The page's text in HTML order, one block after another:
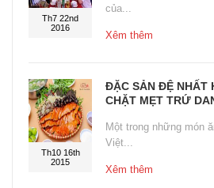
Th7 22nd
2016
của...
Xêm thêm
Th10 16th
2015
ĐẶC SẢN ĐỆ NHẤT
CHẶT MẸT TRỨ
Một trong những món
Việt...
Xêm thêm